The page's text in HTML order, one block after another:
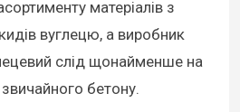
матеріалів з
вуглецю, а виробник
слід щонайменше на
бетону.